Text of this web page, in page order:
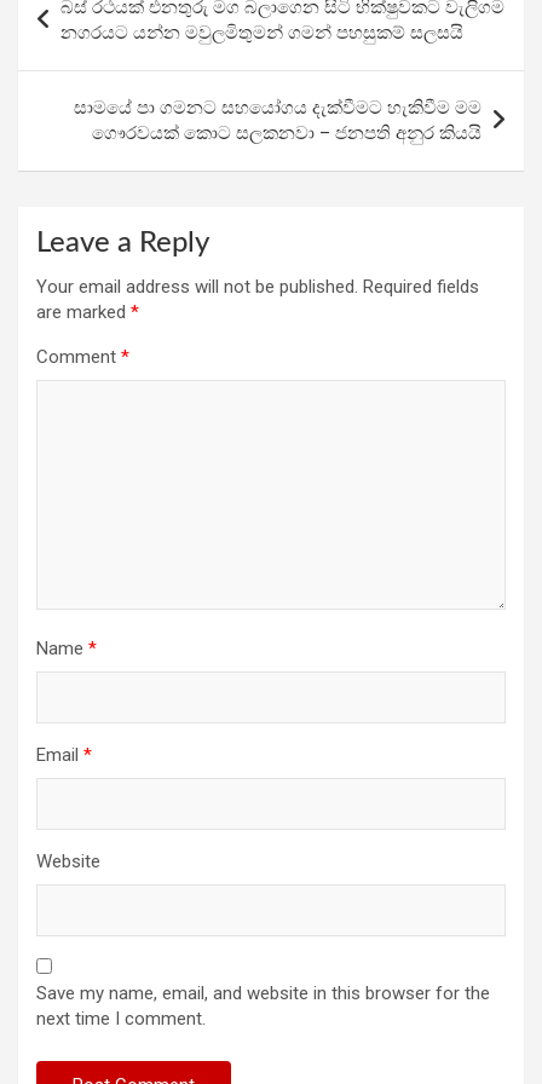
o
o
k
A
p
p
a
m
navigation
බස් රථයක් එනතුරු මග බලාගෙන සිටි භික්ෂුවකට වැලිගම
නගරයට යන්න මවුලමිතුමන් ගමන් පහසුකම් සලසයි
සාමයේ පා ගමනට සහයෝගය දැක්වීමට හැකිවීම මම
ගෞරවයක් කොට සලකනවා – ජනපති අනුර කියයි
Leave a Reply
Your email address will not be published. Required fields
are marked *
Comment *
Name *
Email *
Website
Save my name, email, and website in this browser for the
next time I comment.